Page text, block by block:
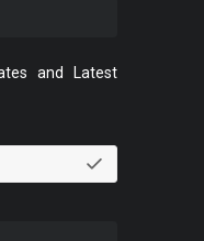
and Latest